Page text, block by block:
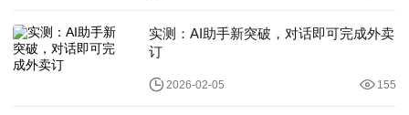
实测：AI助手新突破，对话即可完成外卖
订
2026-02-05 155